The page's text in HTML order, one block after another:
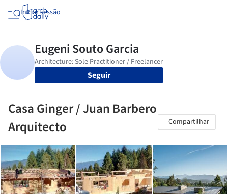
Iniciar sessão
Seguir
Casa Ginger / Juan Barbero
Arquitecto
Compartilhar